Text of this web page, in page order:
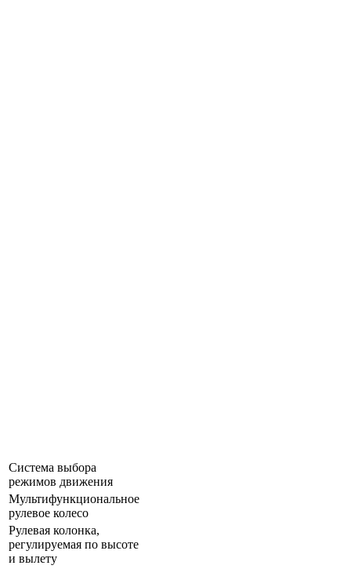
Система выбора
режимов движения
Мультифункциональное
рулевое колесо
Рулевая колонка,
регулируемая по высоте
и вылету